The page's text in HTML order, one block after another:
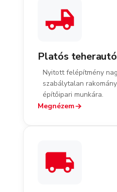
Platós teherautó
Nyitott felépítmény
szabálytalan
építőipari munkára.
Megnézem